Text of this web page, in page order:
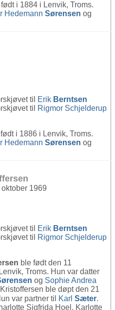
født i 1884 i Lenvik, Troms.
Hedemann Sørensen og
til
Erik Berntsen
til
Rigmor Schjelderup
i 1886 i Lenvik, Troms.
Hedemann Sørensen og
oktober 1969
til
Erik Berntsen
til
Rigmor Schjelderup
ble født den 11
Troms. Hun var datter
og Sophie Andrea
ble døpt den 21
var partner til Karl Sæter.
Sigfrida Hoel. Karlotte